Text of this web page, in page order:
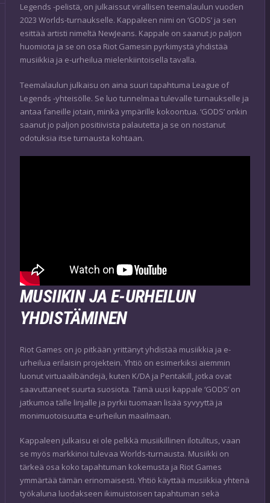
Legends -pelistä, on julkaissut virallisen teemalaulun vuoden
2023 Worlds-turnaukselle. Kappaleen nimi on ‘GODS’ ja sen
esittää artisti nimeltä NewJeans. Kappale on saanut jo paljon
huomiota ja se on osa Riot Gamesin pyrkimystä yhdistää
musiikkia ja e-urheilua mielenkiintoisella tavalla.
Teemalaulun julkaisu on aina suuri tapahtuma League of
Legends -yhteisölle. Se luo tunnelmaa tulevalle turnaukselle ja
antaa faneille jotain, minkä ympärille kokoontua. ‘GODS’ onkin
saanut jo paljon positiivista palautetta ja se on nostanut
odotuksia itse turnausta kohtaan.
MUSIIKIN JA E-URHEILUN
YHDISTÄMINEN
Riot Games on jo pitkään yrittänyt yhdistää musiikkia ja e-
urheilua erilaisin projektein. Yhtiö on esimerkiksi aiemmin
luonut virtuaalibändejä, kuten K/DA ja Pentakill, jotka ovat
saavuttaneet suurta suosiota. Tämä uusi kappale ‘GODS’ on
jatkumoa tälle linjalle ja pyrkii tuomaan lisää syvyyttä ja
monimuotoisuutta e-urheilun maailmaan.
Kappaleen julkaisu ei ole pelkkä musiikillinen ilotulitus, vaan
se myös markkinoi tulevaa Worlds-turnausta. Musiikki on
tärkeä osa koko tapahtuman kokemusta ja Riot Games
ymmärtää tämän erinomaisesti. Yhtiö käyttää musiikkia yhtenä
työkaluna luodakseen ikimuistoisen tapahtuman sekä